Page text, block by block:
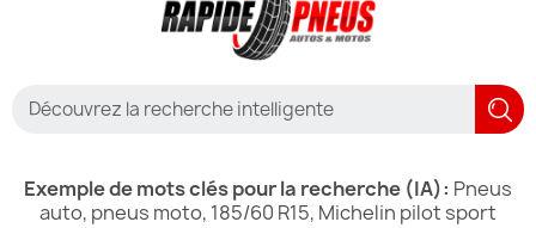
Exemple de mots clés pour la recherche (IA): Pneus
auto, pneus moto, 185/60 R15, Michelin pilot sport